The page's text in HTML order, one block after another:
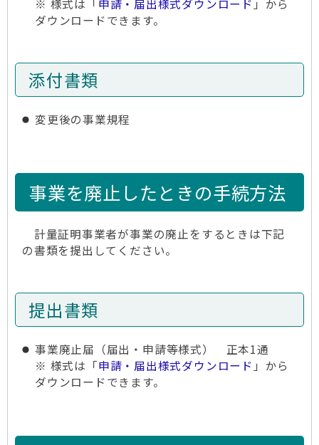
※ 様式は「 申請・届出様式ダウンロード 」から
ダウンロードできます。
添付書類
変更後の事業規程
事業を廃止したときの手続方法
計量証明事業者が事業の廃止をするときは下記
の書類を提出してください。
提出書類
事業廃止届（届出・申請等様式） 正本1通
※ 様式は「申請・届出様式ダウンロード 」から
ダウンロードできます。